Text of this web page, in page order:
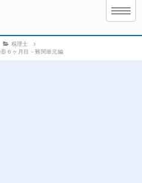
税理士
⑥６ヶ月目－難関単元編